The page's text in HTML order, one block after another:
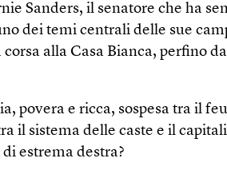
Sanders, il senatore che ha
dei temi centrali delle sue
alla Casa Bianca, perfino
povera e ricca, sospesa tra il
il sistema delle caste e il
estrema destra?